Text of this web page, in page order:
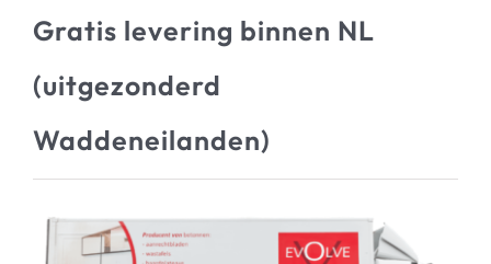
Gratis levering binnen NL
(uitgezonderd
Waddeneilanden)